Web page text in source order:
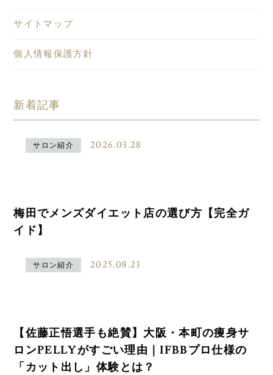
サイトマップ
個人情報保護方針
新着記事
サロン紹介 2026.03.28
梅田でメンズダイエット店の選び方【完全ガ
イド】
サロン紹介 2025.08.23
【佐藤正悟選手も絶賛】大阪・本町の痩身サ
ロンPELLYがすごい理由｜IFBBプロ仕様の
「カット出し」体験とは？